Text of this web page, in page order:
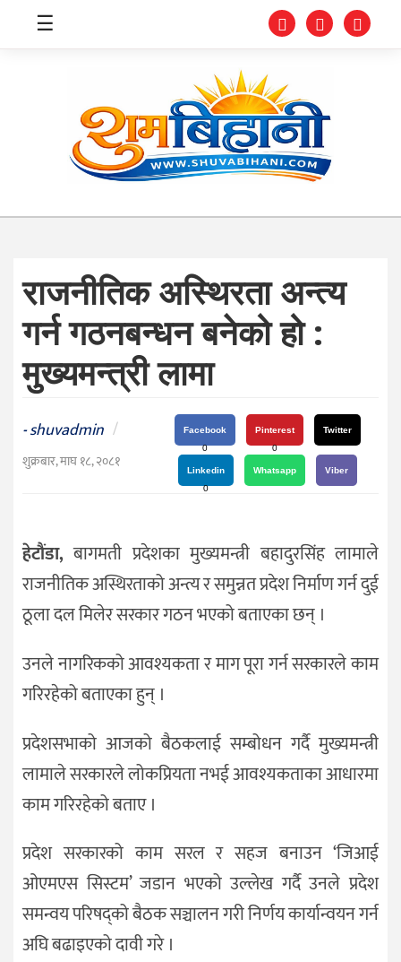
स्वास्थ्य
संघीय
प्रविधि
जीवनशैली
दर्शन
/
संस्कृति
देश
राजनीति
☰
राजनीतिक अस्थिरता अन्त्य
गर्न गठनबन्धन बनेको हो :
मुख्यमन्त्री लामा
-shuvadmin /
शुक्रबार, माघ १८, २०८१
Facebook
0
Pinterest
0
Twitter
Linkedin
0
Whatsapp Viber
हेटौंडा, बागमती प्रदेशका मुख्यमन्त्री बहादुरसिंह लामाले
राजनीतिक अस्थिरताको अन्त्य र समुन्नत प्रदेश निर्माण गर्न दुई
ठूला दल मिलेर सरकार गठन भएको बताएका छन् ।
उनले नागरिकको आवश्यकता र माग पूरा गर्न सरकारले काम
गरिरहेको बताएका हुन् ।
प्रदेशसभाको आजको बैठकलाई सम्बोधन गर्दै मुख्यमन्त्री
लामाले सरकारले लोकप्रियता नभई आवश्यकताका आधारमा
काम गरिरहेको बताए ।
प्रदेश सरकारको काम सरल र सहज बनाउन ‘जिआई
ओएमएस सिस्टम’ जडान भएको उल्लेख गर्दै उनले प्रदेश
समन्वय परिषद्को बैठक सञ्चालन गरी निर्णय कार्यान्वयन गर्न
अघि बढाइएको दावी गरे ।